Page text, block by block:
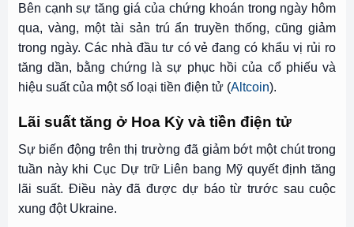
Bên cạnh sự tăng giá của chứng khoán trong ngày hôm
qua, vàng, một tài sản trú ẩn truyền thống, cũng giảm
trong ngày. Các nhà đầu tư có vẻ đang có khẩu vị rủi ro
tăng dần, bằng chứng là sự phục hồi của cổ phiếu và
hiệu suất của một số loại tiền điện tử (Altcoin).
Lãi suất tăng ở Hoa Kỳ và tiền điện tử
Sự biến động trên thị trường đã giảm bớt một chút trong
tuần này khi Cục Dự trữ Liên bang Mỹ quyết định tăng
lãi suất. Điều này đã được dự báo từ trước sau cuộc
xung đột Ukraine.